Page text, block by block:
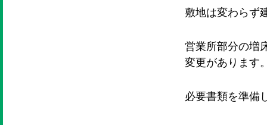
敷地は変わらず
営業所部分の増
変更があります
必要書類を準備